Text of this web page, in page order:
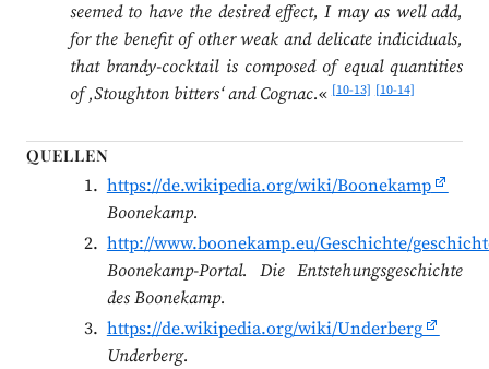
seemed to have the desired effect, I may as well add,
for the benefit of other weak and delicate indiciduals,
that brandy-cocktail is composed of equal quantities
of ‚Stoughton bitters‘ and Cognac.«[10-13] [10-14]
QUELLEN
https://de.wikipedia.org/wiki/Boonekamp
Boonekamp.
http://www.boonekamp.eu/Geschichte/
Boonekamp-Portal. Die Entstehungsgeschichte
des Boonekamp.
https://de.wikipedia.org/wiki/Underberg
Underberg.